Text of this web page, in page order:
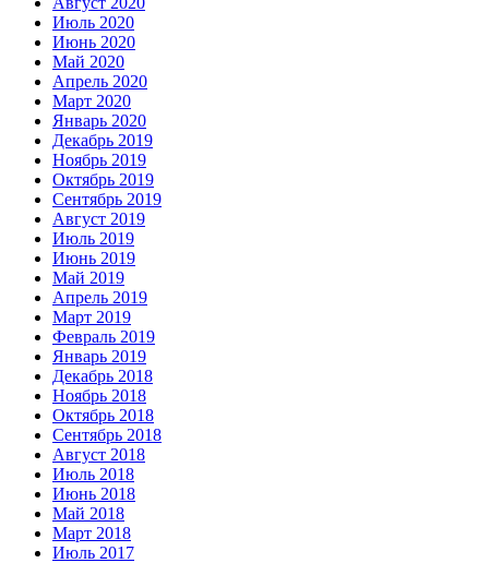
Июль 2020
Июнь 2020
Май 2020
Апрель 2020
Март 2020
Январь 2020
Декабрь 2019
Ноябрь 2019
Октябрь 2019
Сентябрь 2019
Август 2019
Июль 2019
Июнь 2019
Май 2019
Апрель 2019
Март 2019
Февраль 2019
Январь 2019
Декабрь 2018
Ноябрь 2018
Октябрь 2018
Сентябрь 2018
Август 2018
Июль 2018
Июнь 2018
Май 2018
Март 2018
Июль 2017